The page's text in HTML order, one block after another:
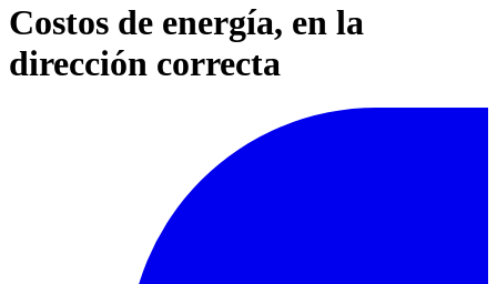
Costos de energía, en la
dirección correcta